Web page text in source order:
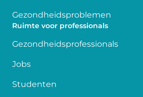
Gezondheidsproblemen
Ruimte voor professionals
Gezondheidsprofessionals
Jobs
Studenten